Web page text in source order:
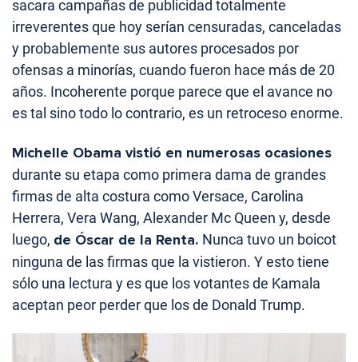
sacara campañas de publicidad totalmente
irreverentes que hoy serían censuradas, canceladas
y probablemente sus autores procesados por
ofensas a minorías, cuando fueron hace más de 20
años. Incoherente porque parece que el avance no
es tal sino todo lo contrario, es un retroceso enorme.
Michelle Obama vistió en numerosas ocasiones
durante su etapa como primera dama de grandes
firmas de alta costura como Versace, Carolina
Herrera, Vera Wang, Alexander Mc Queen y, desde
luego, de Óscar de la Renta. Nunca tuvo un boicot
ninguna de las firmas que la vistieron. Y esto tiene
sólo una lectura y es que los votantes de Kamala
aceptan peor perder que los de Donald Trump.